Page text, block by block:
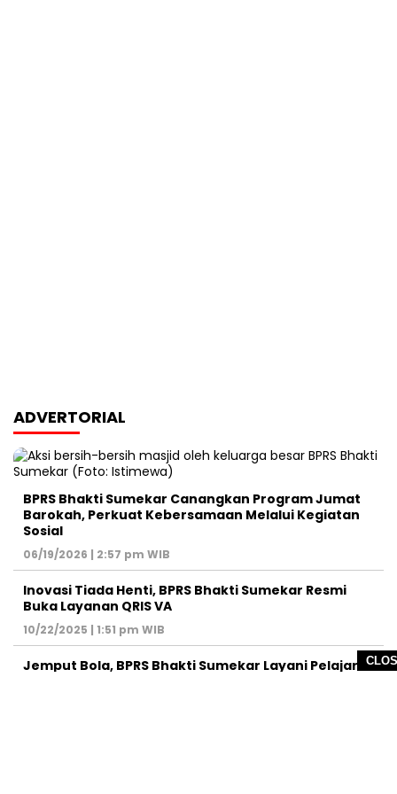
ADVERTORIAL
BPRS Bhakti Sumekar Canangkan Program Jumat
Barokah, Perkuat Kebersamaan Melalui Kegiatan
Sosial
06/19/2026 | 2:57 pm WIB
Inovasi Tiada Henti, BPRS Bhakti Sumekar Resmi
Buka Layanan QRIS VA
10/22/2025 | 1:51 pm WIB
Jemput Bola, BPRS Bhakti Sumekar Layani Pelajar